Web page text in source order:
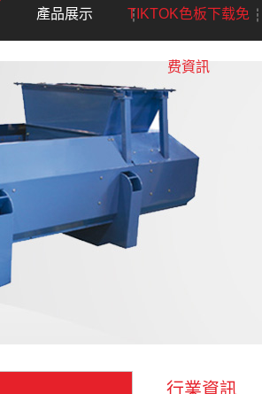
產品展示 TIKTOK色板下载免
费資訊
行業資訊